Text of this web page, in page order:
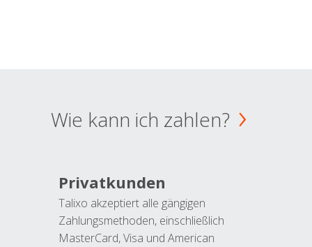
Wie kann ich zahlen?
Privatkunden
Talixo akzeptiert alle gängigen
Zahlungsmethoden, einschließlich
MasterCard, Visa und American